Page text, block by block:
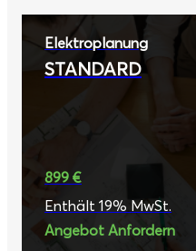
Elektroplanung
STANDARD
899 €
Enthält 19% MwSt.
Angebot Anfordern